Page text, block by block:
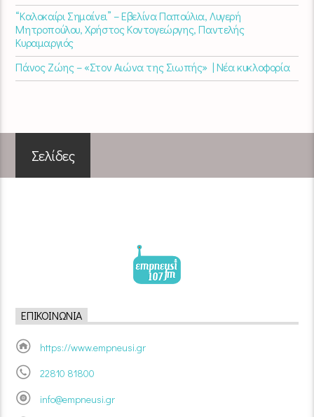
“Καλοκαίρι Σημαίνει” – Εβελίνα Παπούλια, Λυγερή
Μητροπούλου, Χρήστος Κοντογεώργης, Παντελής
Κυραμαργιός
Πάνος Ζώης – «Στον Αιώνα της Σιωπής» | Νέα κυκλοφορία
Σελίδες
ΕΠΙΚΟΙΝΩΝΊΑ
https://www.empneusi.gr
22810 81800
info@empneusi.gr